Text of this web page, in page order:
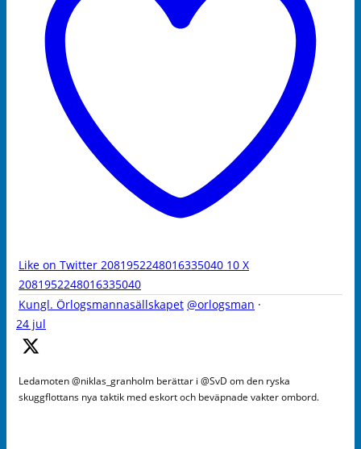
Like on Twitter 2081952248016335040 10 X
2081952248016335040
Kungl. Örlogsmannasällskapet @orlogsman ·
24 jul
Ledamoten @niklas_granholm berättar i @SvD om den ryska
skuggflottans nya taktik med eskort och beväpnade vakter ombord.